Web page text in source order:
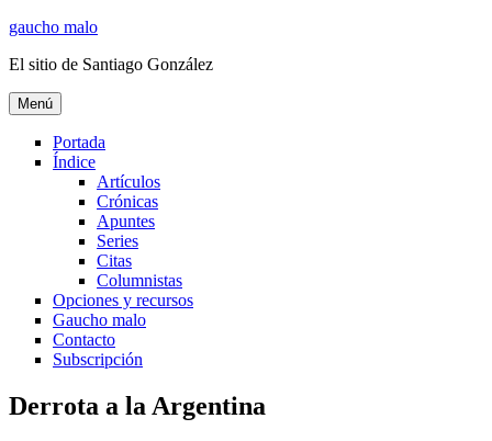
Ir
contenido
gaucho malo
El sitio de Santiago González
Menú
Portada
Índice
Artículos
Crónicas
Apuntes
Series
Citas
Columnistas
Opciones y recursos
Gaucho malo
Contacto
Subscripción
Derrota a la Argentina